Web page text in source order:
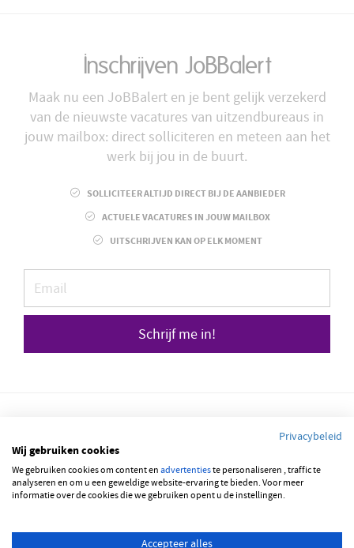
Inschrijven JoBBalert
Maak nu een JoBBalert en je bent gelijk verzekerd
van de nieuwste vacatures van uitzendbureaus in
jouw mailbox: direct solliciteren en meteen aan het
werk bij jou in de buurt.
SOLLICITEER ALTIJD DIRECT BIJ DE AANBIEDER
ACTUELE VACATURES IN JOUW MAILBOX
UITSCHRIJVEN KAN OP ELK MOMENT
Schrijf me in!
© 2026 JOBBSQUARE
NEDERLANDS ENGLISH
Privacybeleid
Wij gebruiken cookies
We gebruiken cookies om content en advertentieste personaliseren , traffic te
analyseren en om u een geweldige website-ervaring te bieden. Voor meer
informatie over de cookies die we gebruiken opent u de instellingen.
Accepteer alles